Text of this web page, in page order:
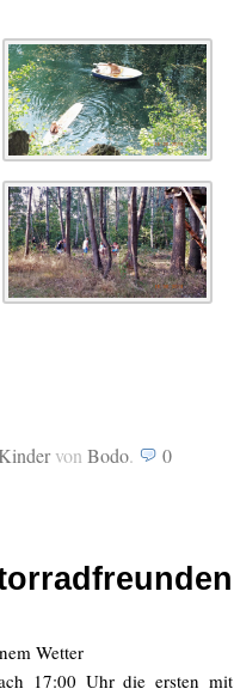
von Bodo.
0
Wetter
17:00 Uhr die ersten mit